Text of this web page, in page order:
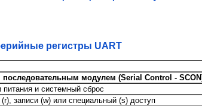
регистры UART
последовательным модулем (Serial Control -
и системный сброс
записи (w) или специальный (s) доступ